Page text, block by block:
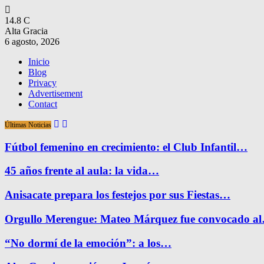
14.8 C
Alta Gracia
6 agosto, 2026
Inicio
Blog
Privacy
Advertisement
Contact
Últimas Noticias
Fútbol femenino en crecimiento: el Club Infantil…
45 años frente al aula: la vida…
Anisacate prepara los festejos por sus Fiestas…
Orgullo Merengue: Mateo Márquez fue convocado
“No dormí de la emoción”: a los…